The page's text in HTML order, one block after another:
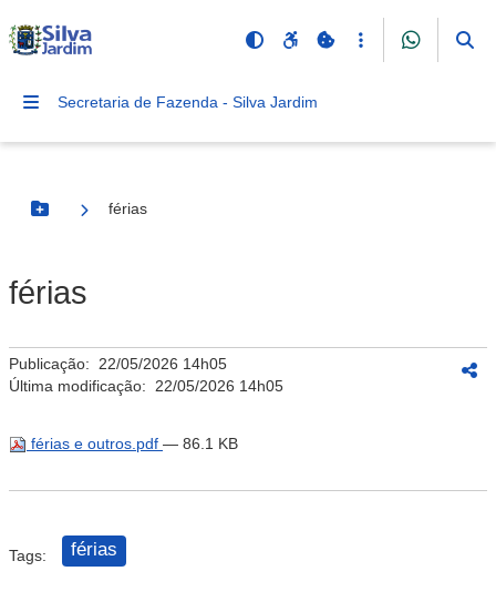
Secretaria de Fazenda - Silva Jardim
Botão Menu
férias
férias
Publicação: 22/05/2026 14h05
Última modificação: 22/05/2026 14h05
férias e outros.pdf — 86.1 KB
Tags: férias